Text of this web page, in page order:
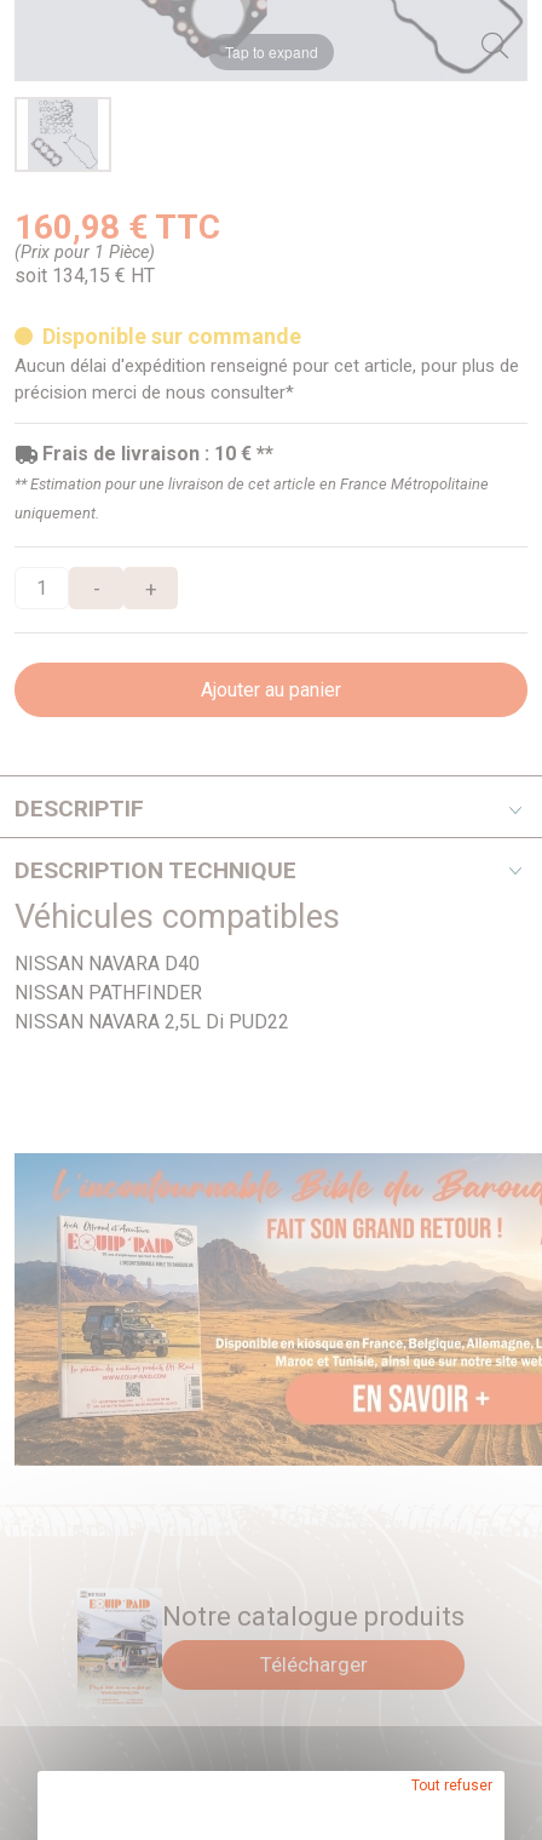
Tap to expand
160,98 € TTC
(Prix pour 1 Pièce)
soit 134,15 € HT
Disponible sur commande
Aucun délai d'expédition renseigné pour cet article, pour plus de
précision merci de nous consulter*
Frais de livraison : 10 € **
** Estimation pour une livraison de cet article en France Métropolitaine
uniquement.
- +
Ajouter au panier
DESCRIPTIF
DESCRIPTION TECHNIQUE
PHOTO NON CONTRACTUELLE
Véhicules compatibles
NISSAN NAVARA D40
NISSAN PATHFINDER
NISSAN NAVARA 2,5L Di PUD22
Notre catalogue produits
Télécharger
Tout refuser